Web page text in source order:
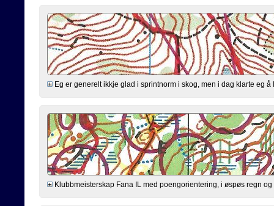
Eg er generelt ikkje glad i sprintnorm i skog, men i dag klarte eg
Klubbmeisterskap Fana IL med poengorientering, i øspøs regn